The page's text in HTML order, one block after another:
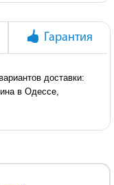
Гарантия
доставки:
в Одессе,